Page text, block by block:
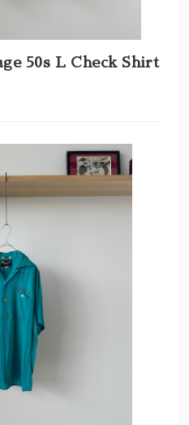
50s L Check Shirt